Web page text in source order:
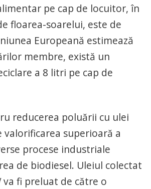
pe cap de locuitor, în
floarea-soarelui, este de
Europeană estimează
membre, există un
a 8 litri pe cap de
reducerea poluării cu ulei
superioară a
procese industriale
de biodiesel. Uleiul colectat
va fi preluat de către o